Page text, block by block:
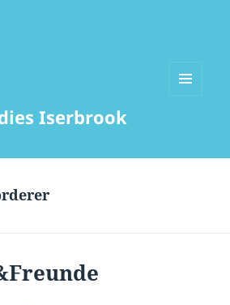
Iserbrook